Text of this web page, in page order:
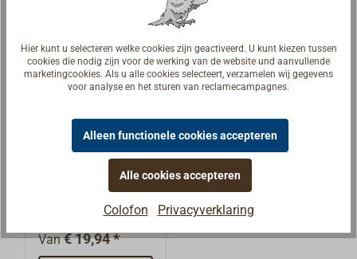
FORSHEDA
schokdempers
schokdemper van
zeer rekbaar, weer-
Van€ 19,94 *
Hier kunt u selecteren welke cookies zijn geactiveerd. U kunt kiezen tussen
cookies die nodig zijn voor de werking van de website und aanvullende
marketingcookies. Als u alle cookies selecteert, verzamelen wij gegevens
voor analyse en het sturen van reclamecampagnes.
Alleen functionele cookies accepteren
Alle cookies accepteren
Colofon Privacyverklaring